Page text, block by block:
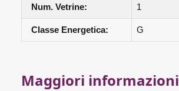
Num. Vetrine: 1
Classe Energetica: G
Maggiori informazioni